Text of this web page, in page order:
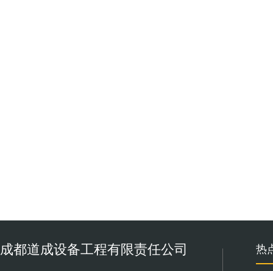
热
成都道成设备工程有限责任公司